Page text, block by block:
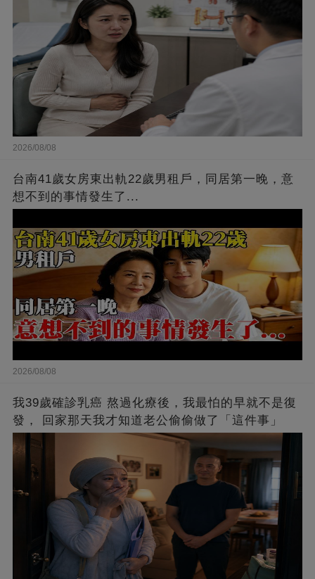
2026/08/08
台南41歲女房東出軌22歲男租戶，同居第一晚，意
想不到的事情發生了...
2026/08/08
我39歲確診乳癌 熬過化療後，我最怕的早就不是復
發， 回家那天我才知道老公偷偷做了「這件事」